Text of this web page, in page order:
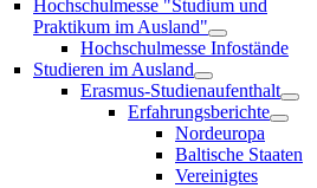
Hochschulmesse "Studium und
Praktikum im Ausland"
Hochschulmesse Infostände
Studieren im Ausland
Erasmus-Studienaufenthalt
Erfahrungsberichte
Nordeuropa
Baltische Staaten
Vereinigtes